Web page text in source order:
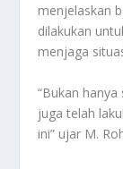
menjelaskan
dilakukan
menjaga
“Bukan
juga telah
ini” ujar M.